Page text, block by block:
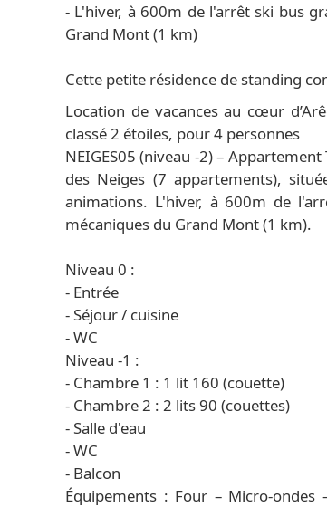
- L'hiver, à 600m de l'arrêt ski bus
Grand Mont (1 km)
Cette petite résidence de standing
Location de vacances au cœur
classé 2 étoiles, pour 4 personnes
NEIGES05 (niveau -2) –
des Neiges (7 appartements),
animations. L'hiver, à 600m de
mécaniques du Grand Mont (1 km).
Niveau 0 :
- Entrée
- Séjour / cuisine
- WC
Niveau -1 :
- Chambre 1 : 1 lit 160 (couette)
- Chambre 2 : 2 lits 90 (couettes)
- Salle d'eau
- WC
- Balcon
Équipements : Four – Micro-ondes